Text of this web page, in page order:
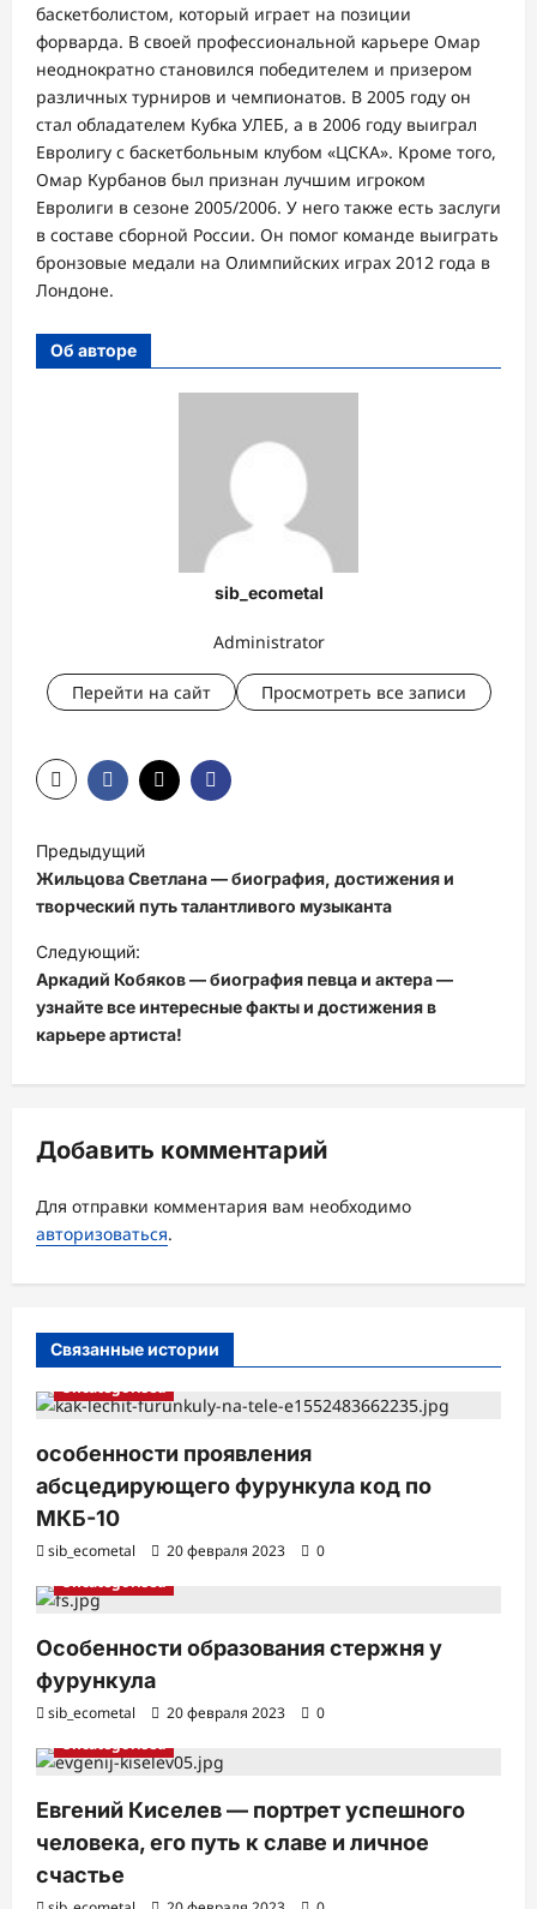
баскетболистом, который играет на позиции
форварда. В своей профессиональной карьере Омар
неоднократно становился победителем и призером
различных турниров и чемпионатов. В 2005 году он
стал обладателем Кубка УЛЕБ, а в 2006 году выиграл
Евролигу с баскетбольным клубом «ЦСКА». Кроме того,
Омар Курбанов был признан лучшим игроком
Евролиги в сезоне 2005/2006. У него также есть заслуги
в составе сборной России. Он помог команде выиграть
бронзовые медали на Олимпийских играх 2012 года в
Лондоне.
Об авторе
sib_ecometal
Administrator
Перейти на сайт Просмотреть все записи
а
в
и
г
а
я
з
а
п
и
Предыдущий
Жильцова Светлана — биография, достижения и
творческий путь талантливого музыканта
Следующий:
Аркадий Кобяков — биография певца и актера —
узнайте все интересные факты и достижения в
карьере артиста!
Добавить комментарий
Для отправки комментария вам необходимо
авторизоваться.
Связанные истории
Uncategorised
особенности проявления
абсцедирующего фурункула код по
МКБ-10
sib_ecometal 20 февраля 2023
0
Uncategorised
Особенности образования стержня у
фурункула
sib_ecometal 20 февраля 2023
0
Uncategorised
Евгений Киселев — портрет успешного
человека, его путь к славе и личное
счастье